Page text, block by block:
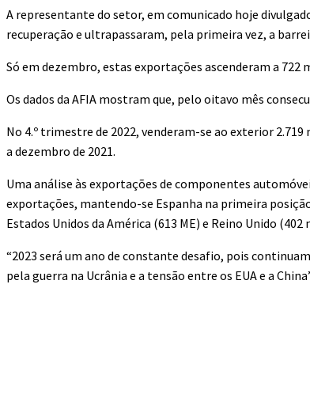
A representante do setor, em comunicado hoje
recuperação e ultrapassaram, pela primeira vez, a
Só em dezembro, estas exportações ascenderam a 722
Os dados da AFIA mostram que, pelo oitavo mês
No 4.º trimestre de 2022, venderam-se ao exterior
a dezembro de 2021.
Uma análise às exportações de componentes
exportações, mantendo-se Espanha na primeira
Estados Unidos da América (613 ME) e Reino Unido (402
“2023 será um ano de constante desafio, pois
pela guerra na Ucrânia e a tensão entre os EUA e a